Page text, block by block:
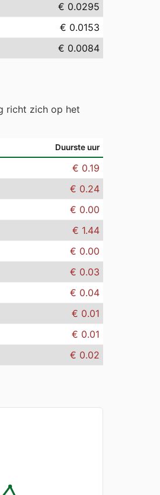
€ 0.0295
€ 0.0153
€ 0.0084
richt zich op het
Duurste uur
€ 0.19
€ 0.24
€ 0.00
€ 1.44
€ 0.00
€ 0.03
€ 0.04
€ 0.01
€ 0.01
€ 0.02